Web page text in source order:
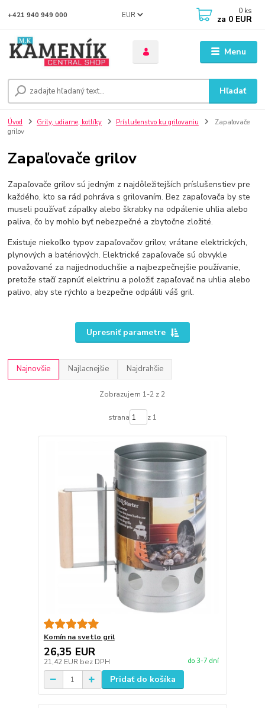
Menu
EUR
Hľadať
+421 940 949 000 0 ks
za 0 EUR
Úvod Grily, udiarne, kotlíky Príslušenstvo ku grilovaniu
Zapaľovače
grilov
Zapaľovače grilov
Zapaľovače grilov sú jedným z najdôležitejších príslušenstiev pre
každého, kto sa rád pohráva s grilovaním. Bez zapaľovača by ste
museli používať zápalky alebo škrabky na odpálenie uhlia alebo
paliva, čo by mohlo byť nebezpečné a zbytočne zložité.
Existuje niekoľko typov zapaľovačov grilov, vrátane elektrických,
plynových a batériových. Elektrické zapaľovače sú obvykle
považované za najjednoduchšie a najbezpečnejšie používanie,
pretože stačí zapnúť elektrinu a položiť zapaľovač na uhlia alebo
palivo, aby ste rýchlo a bezpečne odpálili váš gril.
Upresniť parametre
Najnovšie Najlacnejšie Najdrahšie
Zobrazujem 1-2 z 2
strana z 1
Komín na svetlo gril
26,35 EUR
21,42 EUR bez DPH do 3-7 dní
Pridať do košíka